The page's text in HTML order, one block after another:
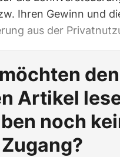
Ihren Gewinn und
aus der
den
Artikel
noch
Zugang?